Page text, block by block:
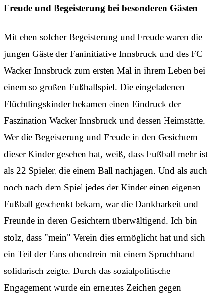
Freude und Begeisterung bei besonderen Gästen
Mit eben solcher Begeisterung und Freude waren die
jungen Gäste der Faninitiative Innsbruck und des FC
Wacker Innsbruck zum ersten Mal in ihrem Leben bei
einem so großen Fußballspiel. Die eingeladenen
Flüchtlingskinder bekamen einen Eindruck der
Faszination Wacker Innsbruck und dessen Heimstätte.
Wer die Begeisterung und Freude in den Gesichtern
dieser Kinder gesehen hat, weiß, dass Fußball mehr ist
als 22 Spieler, die einem Ball nachjagen. Und als auch
noch nach dem Spiel jedes der Kinder einen eigenen
Fußball geschenkt bekam, war die Dankbarkeit und
Freunde in deren Gesichtern überwältigend. Ich bin
stolz, dass "mein" Verein dies ermöglicht hat und sich
ein Teil der Fans obendrein mit einem Spruchband
solidarisch zeigte. Durch das sozialpolitische
Engagement wurde ein erneutes Zeichen gegen